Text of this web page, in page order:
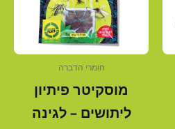
חומרי הדברה
מוסקיטר פיתיון
ליתושים – לגינה